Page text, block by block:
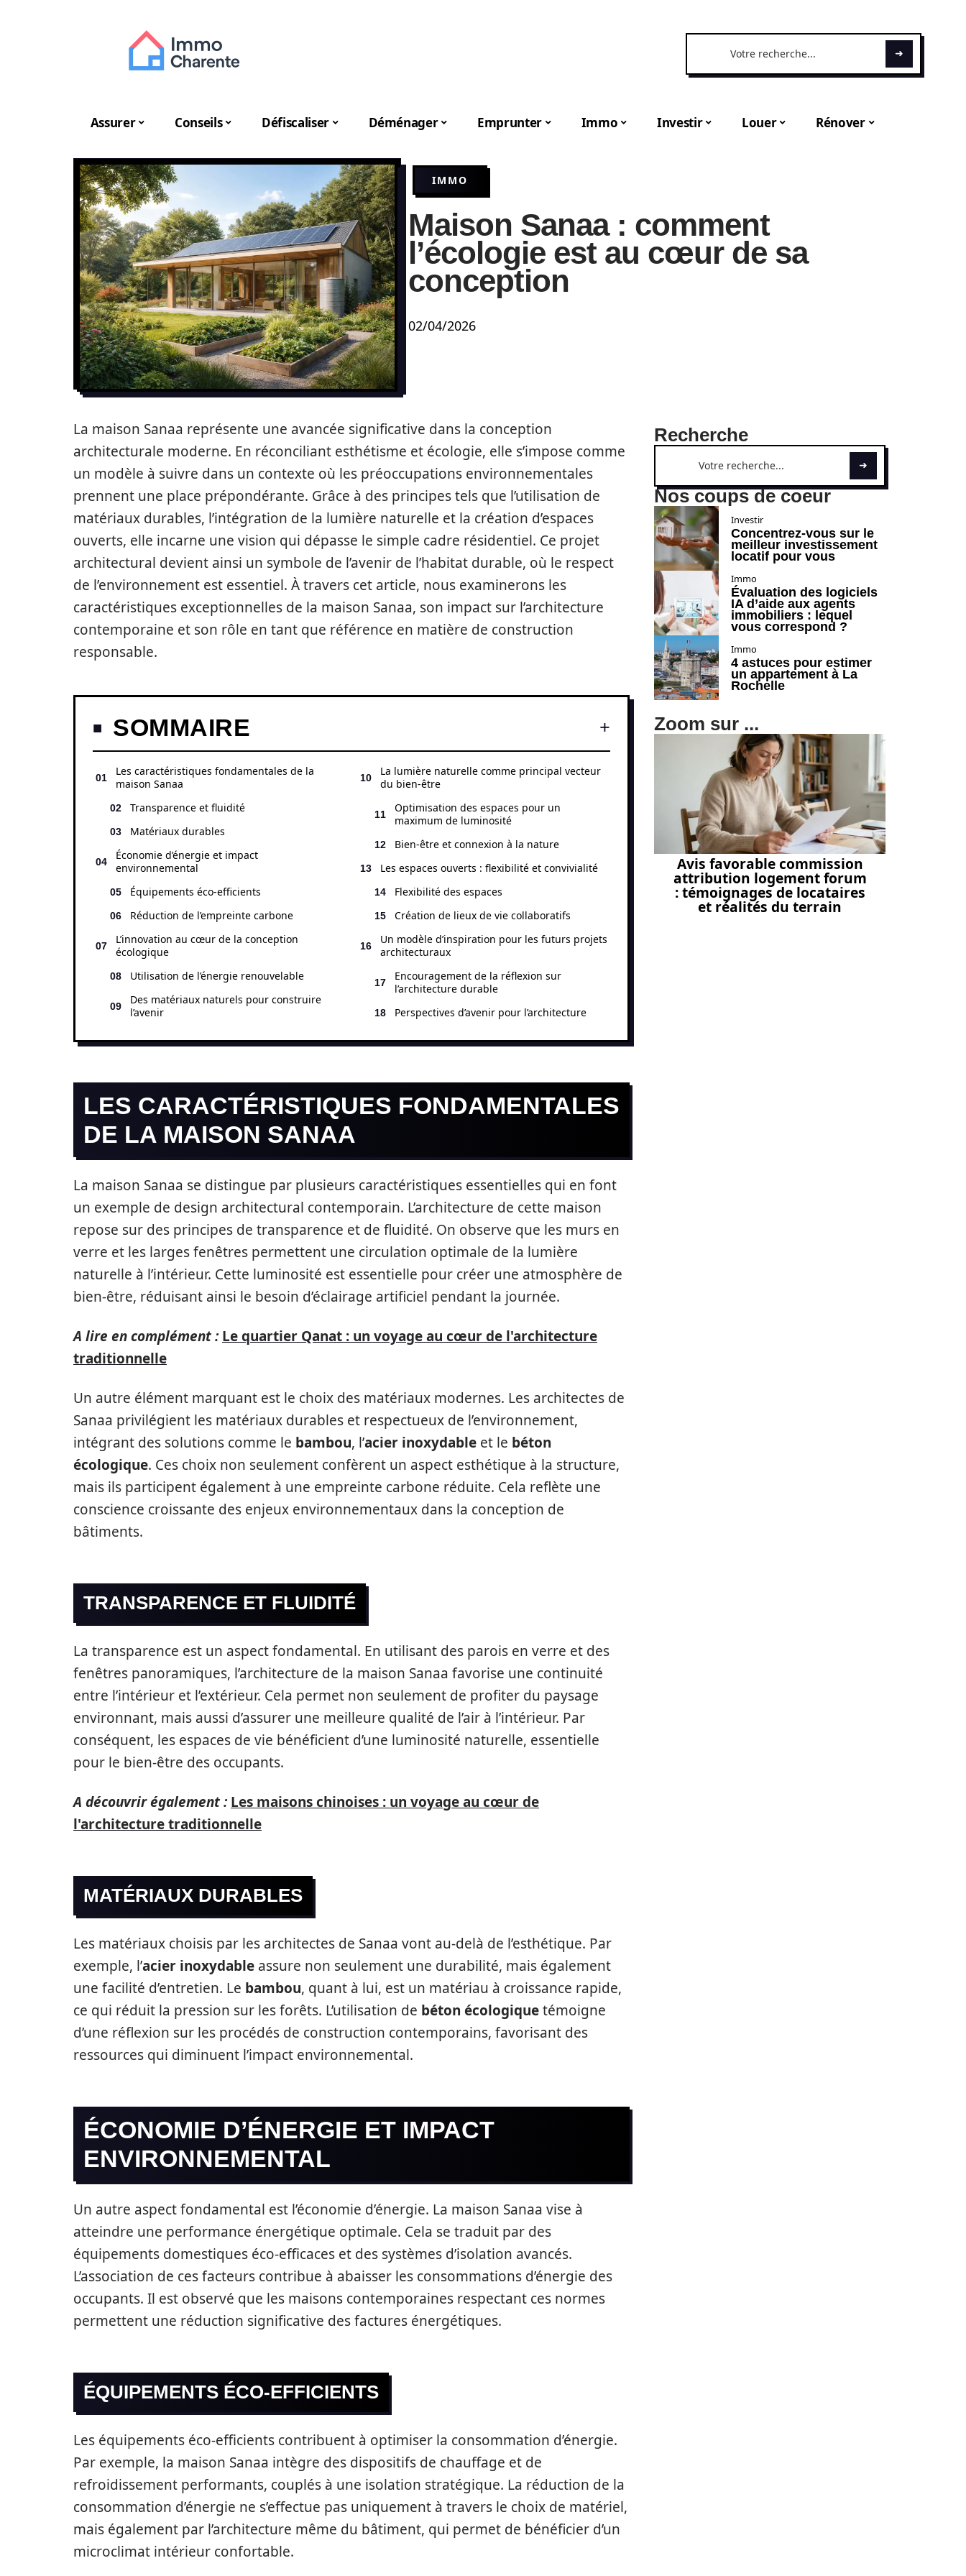
Assurer Conseils Défiscaliser Déménager Emprunter Immo Investir Louer Rénover
IMMO
Maison Sanaa : comment
l’écologie est au cœur de sa
conception
02/04/2026
La maison Sanaa représente une avancée significative dans la conception
architecturale moderne. En réconciliant esthétisme et écologie, elle s’impose comme
un modèle à suivre dans un contexte où les préoccupations environnementales
prennent une place prépondérante. Grâce à des principes tels que l’utilisation de
matériaux durables, l’intégration de la lumière naturelle et la création d’espaces
ouverts, elle incarne une vision qui dépasse le simple cadre résidentiel. Ce projet
architectural devient ainsi un symbole de l’avenir de l’habitat durable, où le respect
de l’environnement est essentiel. À travers cet article, nous examinerons les
caractéristiques exceptionnelles de la maison Sanaa, son impact sur l’architecture
contemporaine et son rôle en tant que référence en matière de construction
responsable.
SOMMAIRE
Les caractéristiques fondamentales de la
maison Sanaa
Transparence et fluidité
Matériaux durables
Économie d’énergie et impact
environnemental
Équipements éco-efficients
Réduction de l’empreinte carbone
L’innovation au cœur de la conception
écologique
Utilisation de l’énergie renouvelable
Des matériaux naturels pour construire
l’avenir
La lumière naturelle comme principal vecteur
du bien-être
Optimisation des espaces pour un
maximum de luminosité
Bien-être et connexion à la nature
Les espaces ouverts : flexibilité et convivialité
Flexibilité des espaces
Création de lieux de vie collaboratifs
Un modèle d’inspiration pour les futurs projets
architecturaux
Encouragement de la réflexion sur
l’architecture durable
Perspectives d’avenir pour l’architecture
LES CARACTÉRISTIQUES FONDAMENTALES
DE LA MAISON SANAA
La maison Sanaa se distingue par plusieurs caractéristiques essentielles qui en font
un exemple de design architectural contemporain. L’architecture de cette maison
repose sur des principes de transparence et de fluidité. On observe que les murs en
verre et les larges fenêtres permettent une circulation optimale de la lumière
naturelle à l’intérieur. Cette luminosité est essentielle pour créer une atmosphère de
bien-être, réduisant ainsi le besoin d’éclairage artificiel pendant la journée.
A lire en complément : Le quartier Qanat : un voyage au cœur de l'architecture
traditionnelle
Un autre élément marquant est le choix des matériaux modernes. Les architectes de
Sanaa privilégient les matériaux durables et respectueux de l’environnement,
intégrant des solutions comme le bambou, l’acier inoxydable et le béton
écologique. Ces choix non seulement confèrent un aspect esthétique à la structure,
mais ils participent également à une empreinte carbone réduite. Cela reflète une
conscience croissante des enjeux environnementaux dans la conception de
bâtiments.
TRANSPARENCE ET FLUIDITÉ
La transparence est un aspect fondamental. En utilisant des parois en verre et des
fenêtres panoramiques, l’architecture de la maison Sanaa favorise une continuité
entre l’intérieur et l’extérieur. Cela permet non seulement de profiter du paysage
environnant, mais aussi d’assurer une meilleure qualité de l’air à l’intérieur. Par
conséquent, les espaces de vie bénéficient d’une luminosité naturelle, essentielle
pour le bien-être des occupants.
A découvrir également : Les maisons chinoises : un voyage au cœur de
l'architecture traditionnelle
MATÉRIAUX DURABLES
Les matériaux choisis par les architectes de Sanaa vont au-delà de l’esthétique. Par
exemple, l’acier inoxydable assure non seulement une durabilité, mais également
une facilité d’entretien. Le bambou, quant à lui, est un matériau à croissance rapide,
ce qui réduit la pression sur les forêts. L’utilisation de béton écologiquetémoigne
d’une réflexion sur les procédés de construction contemporains, favorisant des
ressources qui diminuent l’impact environnemental.
ÉCONOMIE D’ÉNERGIE ET IMPACT
ENVIRONNEMENTAL
Un autre aspect fondamental est l’économie d’énergie. La maison Sanaa vise à
atteindre une performance énergétique optimale. Cela se traduit par des
équipements domestiques éco-efficaces et des systèmes d’isolation avancés.
L’association de ces facteurs contribue à abaisser les consommations d’énergie des
occupants. Il est observé que les maisons contemporaines respectant ces normes
permettent une réduction significative des factures énergétiques.
ÉQUIPEMENTS ÉCO-EFFICIENTS
Les équipements éco-efficients contribuent à optimiser la consommation d’énergie.
Par exemple, la maison Sanaa intègre des dispositifs de chauffage et de
refroidissement performants, couplés à une isolation stratégique. La réduction de la
consommation d’énergie ne s’effectue pas uniquement à travers le choix de matériel,
mais également par l’architecture même du bâtiment, qui permet de bénéficier d’un
microclimat intérieur confortable.
Recherche
Nos coups de coeur
Investir
Concentrez-vous sur le
meilleur investissement
locatif pour vous
Immo
Évaluation des logiciels
IA d’aide aux agents
immobiliers : lequel
vous correspond ?
Immo
4 astuces pour estimer
un appartement à La
Rochelle
Zoom sur ...
Avis favorable commission
attribution logement forum
: témoignages de locataires
et réalités du terrain